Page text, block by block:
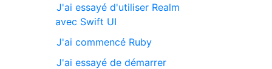
J'ai essayé d'utiliser Realm
avec Swift UI
J'ai commencé Ruby
J'ai essayé de démarrer